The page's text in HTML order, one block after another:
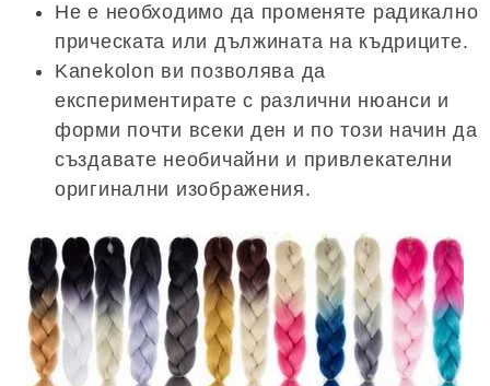
Не е необходимо да променяте радикално
прическата или дължината на къдриците.
Kanekolon ви позволява да
експериментирате с различни нюанси и
форми почти всеки ден и по този начин да
създавате необичайни и привлекателни
оригинални изображения.